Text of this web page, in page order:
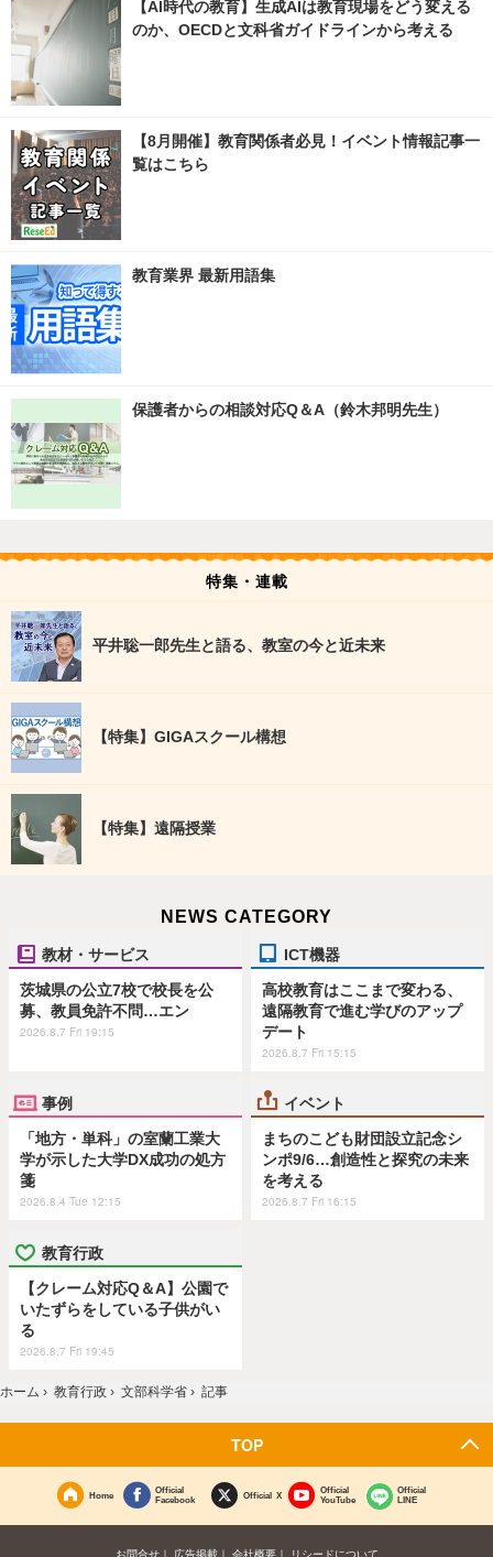
【AI時代の教育】生成AIは教育現場をどう変える
のか、OECDと文科省ガイドラインから考える
【8月開催】教育関係者必見！イベント情報記事一
覧はこちら
教育業界 最新用語集
保護者からの相談対応Q＆A（鈴木邦明先生）
特集・連載
平井聡一郎先生と語る、教室の今と近未来
【特集】GIGAスクール構想
【特集】遠隔授業
NEWS CATEGORY
教材・サービス
茨城県の公立7校で校長を公
募、教員免許不問…エン
2026.8.7 Fri 19:15
ICT機器
高校教育はここまで変わる、
遠隔教育で進む学びのアップ
デート
2026.8.7 Fri 15:15
事例
「地方・単科」の室蘭工業大
学が示した大学DX成功の処方
箋
2026.8.4 Tue 12:15
イベント
まちのこども財団設立記念シ
ンポ9/6…創造性と探究の未来
を考える
2026.8.7 Fri 16:15
教育行政
【クレーム対応Q＆A】公園で
いたずらをしている子供がい
る
2026.8.7 Fri 19:45
ホーム › 教育行政 › 文部科学省 › 記事
TOP
Home
Official
Facebook
Official X
Official
YouTube
Official
LINE